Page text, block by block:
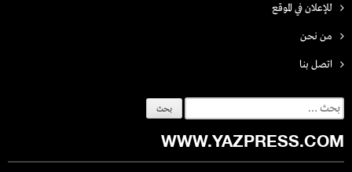
للإعلان في الموقع
من نحن
اتصل بنـا
البحث
عن:
WWW.YAZPRESS.COM